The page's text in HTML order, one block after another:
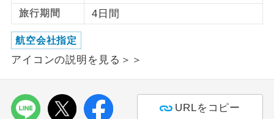
旅行期間 4日間
航空会社指定
アイコンの説明を見る＞＞
URLをコピー
ホテル指定
す。
おひとり様バ
ス2席利用